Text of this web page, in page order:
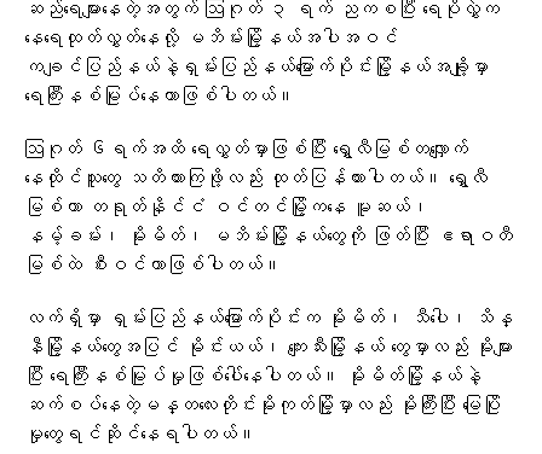
ဆည်ရေများနေတဲ့အတွက် ဩဂုတ် ၃ ရက် ညကစပြီး ရေပိုလွှဲက‌
နေရေထုတ်လွှတ်နေလို့ မဘိမ်းမြို့နယ်အပါအဝင်
ကချင်ပြည်နယ်နဲ့ရှမ်းပြည်နယ်မြောက်ပိုင်းမြို့နယ်အချို့မှာ
ရေကြီးနစ်မြုပ်နေတာဖြစ်ပါတယ်။
ဩဂုတ် ၆ရက်အထိ ရေလွှတ်မှာဖြစ်ပြီး ရွှေလီမြစ်တလျှောက်
နေထိုင်သူတွေ သတိထားကြဖို့လည်း ထုတ်ပြန်ထားပါတယ်။ ရွှေလီ
မြစ်ဟာ တရုတ်နိုင်ငံ ဝင်တင်မြို့ကနေ မူဆယ်၊
နမ့်ခမ်း၊ မိုးမိတ်၊ မဘိမ်းမြို့နယ်တွေကို ဖြတ်ပြီး ဧရာဝတီ
မြစ်ထဲ စီးဝင်တာဖြစ်ပါတယ်။
လက်ရှိမှာ ရှမ်းပြည်နယ်မြောက်ပိုင်းက မိုးမိတ်၊ သီပေါ၊ သိန္
နီမြို့နယ်တွေအပြင် မိုင်းယယ်၊ ကျေးသီးမြို့နယ်‌ တွေမှာလည်း မိုးများ
ပြီး ရေကြီးနစ်မြုပ်မှုဖြစ်ပေါ်နေပါတယ်။ မိုးမိတ်မြို့နယ်နဲ့
ဆက်စပ်နေတဲ့မန္တလေးတိုင်းမိုးကုတ်မြို့မှာလည်း မိုးကြီးပြီး မြေပြို
မှုတွေရင်ဆိုင်နေရပါတယ်။